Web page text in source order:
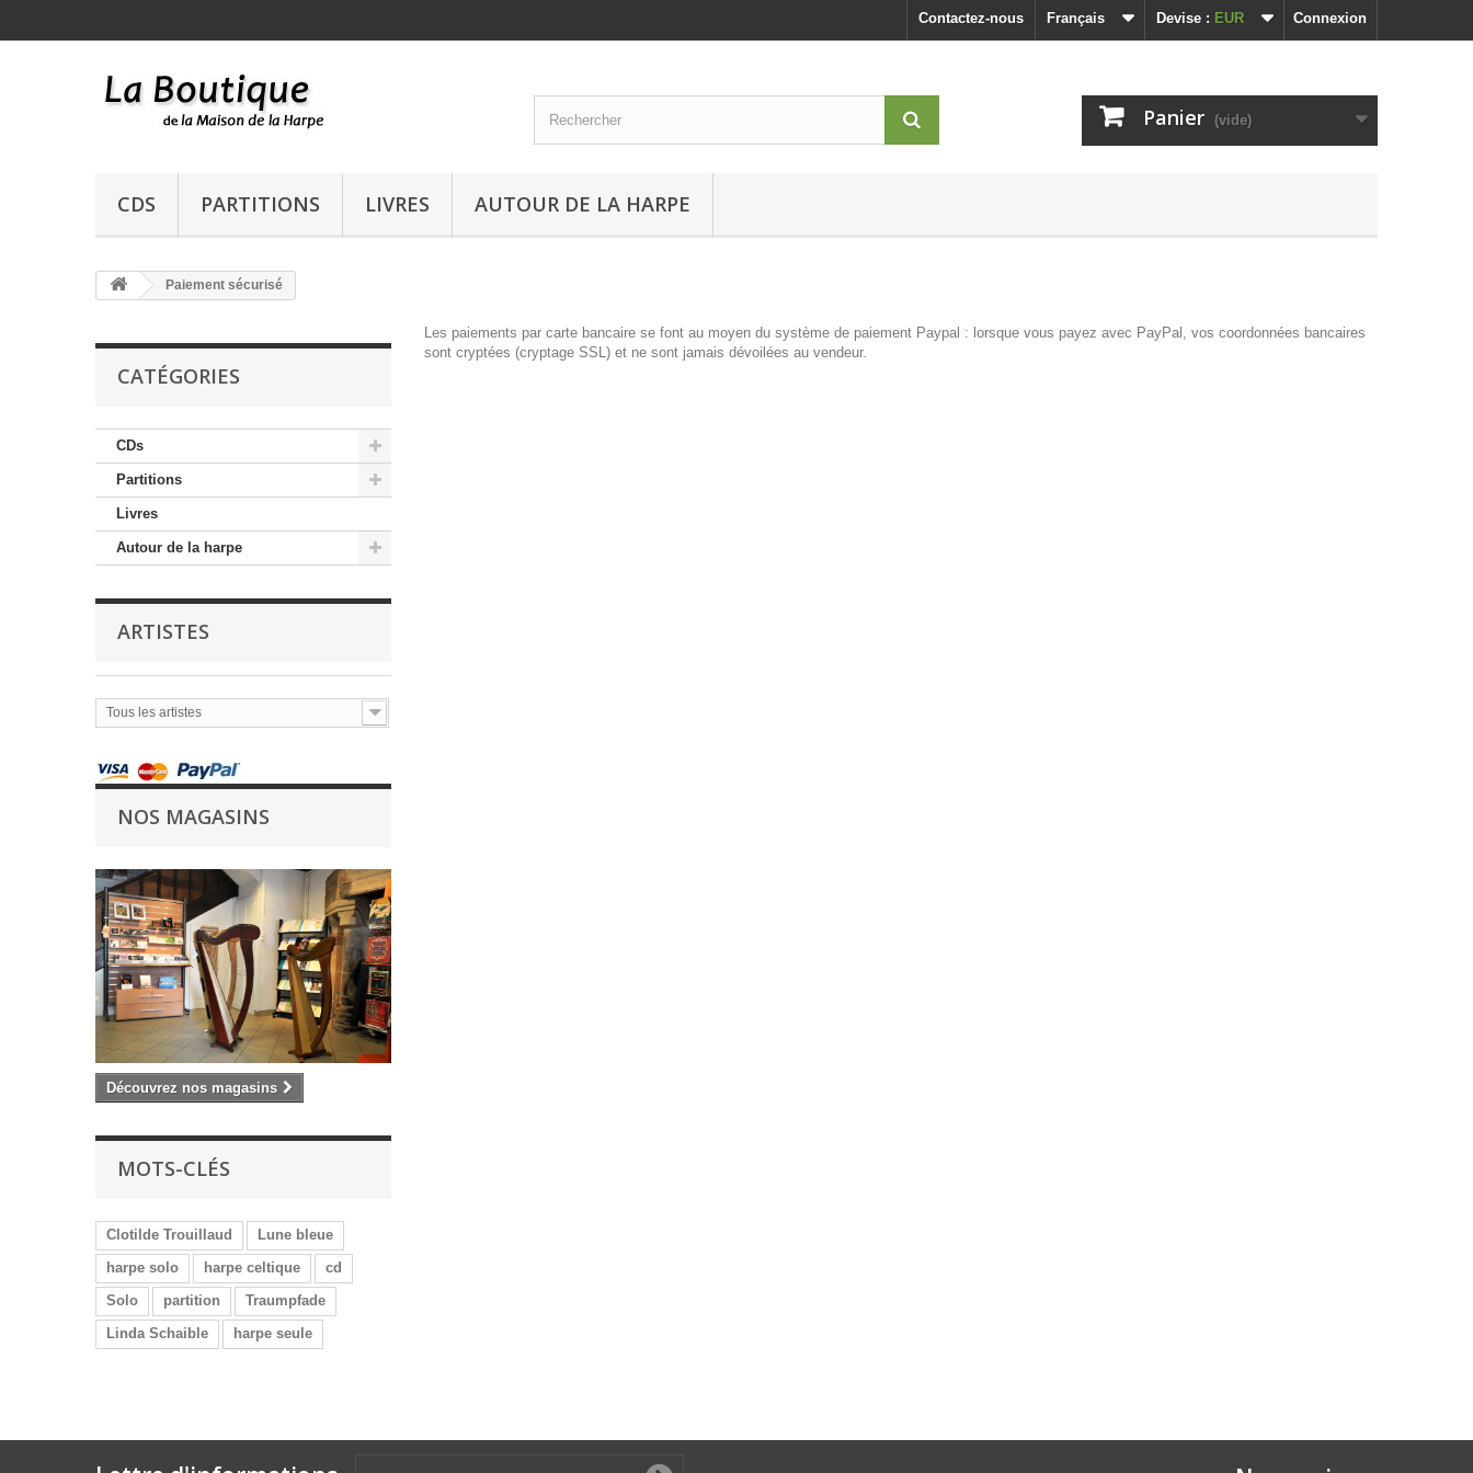
Connexion
Devise : EUR
Français
Contactez-nous
Panier (vide)
CDS PARTITIONS LIVRES AUTOUR DE LA HARPE
Paiement sécurisé
CATÉGORIES
CDs
Partitions
Livres
Autour de la harpe
ARTISTES
Tous les artistes
NOS MAGASINS
Découvrez nos magasins
MOTS-CLÉS
Clotilde Trouillaud
Lune bleue
harpe solo
harpe celtique
cd
Solo
partition
Traumpfade
Linda Schaible
harpe seule
Les paiements par carte bancaire se font au moyen du système de paiement Paypal : lorsque vous payez avec PayPal, vos coordonnées bancaires
sont cryptées (cryptage SSL) et ne sont jamais dévoilées au vendeur.